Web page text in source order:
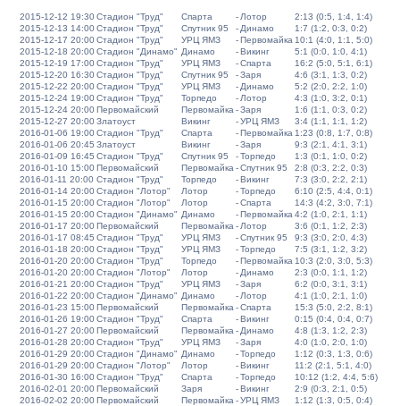
2015-12-12 19:30Стадион "Труд" Спарта - Лотор
2:13 (0:5, 1:4, 1:4)
2015-12-13 14:00Стадион "Труд" Спутник 95 - Динамо
1:7 (1:2, 0:3, 0:2)
2015-12-17 20:00Стадион "Труд" УРЦ ЯМЗ -Первомайка 10:1 (4:0, 1:1, 5:0)
2015-12-18 20:00Стадион "Динамо" Динамо -Викинг
5:1 (0:0, 1:0, 4:1)
2015-12-19 17:00Стадион "Труд" УРЦ ЯМЗ -Спарта
16:2 (5:0, 5:1, 6:1)
2015-12-20 16:30Стадион "Труд" Спутник 95 -Заря
4:6 (3:1, 1:3, 0:2)
2015-12-22 20:00Стадион "Труд" УРЦ ЯМЗ - Динамо
5:2 (2:0, 2:2, 1:0)
2015-12-24 19:00Стадион "Труд" Торпедо - Лотор
4:3 (1:0, 3:2, 0:1)
2015-12-24 20:00Первомайский Первомайка -Заря
1:6 (1:1, 0:3, 0:2)
2015-12-27 20:00Златоуст Викинг -УРЦ ЯМЗ
3:4 (1:1, 1:1, 1:2)
2016-01-06 19:00Стадион "Труд" Спарта -Первомайка 1:23 (0:8, 1:7, 0:8)
2016-01-06 20:45 Златоуст Викинг -Заря
9:3 (2:1, 4:1, 3:1)
2016-01-09 16:45 Стадион "Труд" Спутник 95 -Торпедо
1:3 (0:1, 1:0, 0:2)
2016-01-10 15:00Первомайский Первомайка -Спутник 95
2:8 (0:3, 2:2, 0:3)
2016-01-11 20:00 Стадион "Труд" Торпедо -Викинг
7:3 (3:0, 2:2, 2:1)
2016-01-14 20:00Стадион "Лотор" Лотор -Торпедо
6:10 (2:5, 4:4, 0:1)
2016-01-15 20:00Стадион "Лотор" Лотор -Спарта
14:3 (4:2, 3:0, 7:1)
2016-01-15 20:00Стадион "Динамо" Динамо -Первомайка 4:2 (1:0, 2:1, 1:1)
2016-01-17 20:00Первомайский Первомайка - Лотор
3:6 (0:1, 1:2, 2:3)
2016-01-17 08:45 Стадион "Труд" УРЦ ЯМЗ -Спутник 95
9:3 (3:0, 2:0, 4:3)
2016-01-18 20:00Стадион "Труд" УРЦ ЯМЗ -Торпедо
7:5 (3:1, 1:2, 3:2)
2016-01-20 20:00Стадион "Труд" Торпедо -Первомайка 10:3 (2:0, 3:0, 5:3)
2016-01-20 20:00Стадион "Лотор" Лотор - Динамо
2:3 (0:0, 1:1, 1:2)
2016-01-21 20:00Стадион "Труд" УРЦ ЯМЗ -Заря
6:2 (0:0, 3:1, 3:1)
2016-01-22 20:00Стадион "Динамо" Динамо - Лотор
4:1 (1:0, 2:1, 1:0)
2016-01-23 15:00Первомайский Первомайка -Спарта
15:3 (5:0, 2:2, 8:1)
2016-01-26 19:00Стадион "Труд" Спарта -Викинг
0:15 (0:4, 0:4, 0:7)
2016-01-27 20:00Первомайский Первомайка - Динамо
4:8 (1:3, 1:2, 2:3)
2016-01-28 20:00Стадион "Труд" УРЦ ЯМЗ -Заря
4:0 (1:0, 2:0, 1:0)
2016-01-29 20:00Стадион "Динамо" Динамо -Торпедо
1:12 (0:3, 1:3, 0:6)
2016-01-29 20:00Стадион "Лотор" Лотор -Викинг
11:2 (2:1, 5:1, 4:0)
2016-01-30 16:00Стадион "Труд" Спарта -Торпедо
10:12 (1:2, 4:4, 5:6)
2016-02-01 20:00Первомайский Заря -Викинг
2:9 (0:3, 2:1, 0:5)
2016-02-02 20:00Первомайский Первомайка -УРЦ ЯМЗ
1:12 (1:3, 0:5, 0:4)